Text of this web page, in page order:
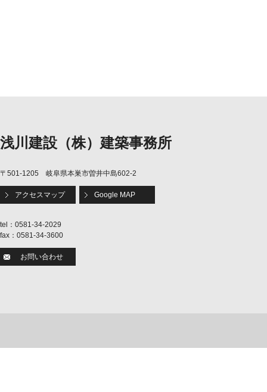
浅川建設（株）建築事務所
〒501-1205 岐阜県本巣市曽井中島602-2
アクセスマップ Google MAP
tel：0581-34-2029
fax：0581-34-3600
お問い合わせ